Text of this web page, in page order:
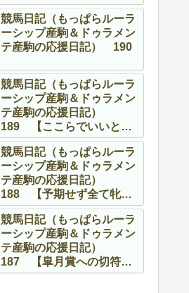
ルーラーシップ産駒＆ドゥ
ラメンテ産駒の応援日
記） 191 【よくやって
る、頑張ってる！】
競馬日記（もっぱらルーラ
ーシップ産駒＆ドゥラメン
テ産駒の応援日記） 190
競馬日記（もっぱらルーラ
ーシップ産駒＆ドゥラメン
テ産駒の応援日記）
189 【ここらでいいとこ
ろを】
競馬日記（もっぱらルーラ
ーシップ産駒＆ドゥラメン
テ産駒の応援日記）
188 【予期せず全て牝馬
の話】
競馬日記（もっぱらルーラ
ーシップ産駒＆ドゥラメン
テ産駒の応援日記）
187 【皐月賞への切符を
かけて】